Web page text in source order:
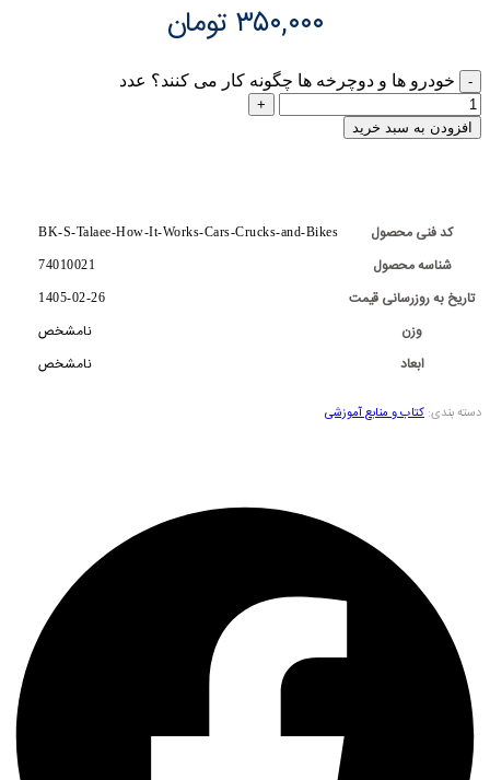
۳۵۰,۰۰۰ تومان
خودرو ها و دوچرخه ها چگونه کار می کنند؟ عدد
افزودن به سبد خرید
کد فنی محصول BK-S-Talaee-How-It-Works-Cars-Crucks-and-Bikes
شناسه محصول 74010021
تاریخ به روزرسانی قیمت 1405-02-26
وزن
نامشخص
ابعاد
نامشخص
دسته بندی: کتاب و منابع آموزشی